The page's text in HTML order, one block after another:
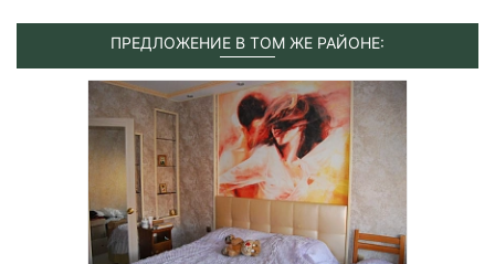
ПРЕДЛОЖЕНИЕ В ТОМ ЖЕ РАЙОНЕ: